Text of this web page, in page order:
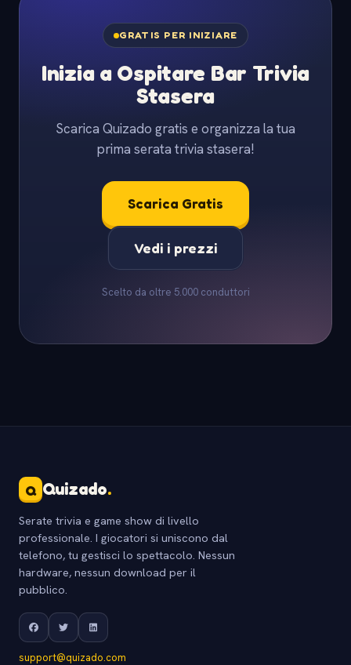
GRATIS PER INIZIARE
Inizia a Ospitare Bar Trivia
Stasera
Scarica Quizado gratis e organizza la tua
prima serata trivia stasera!
Scarica Gratis
Vedi i prezzi
Scelto da oltre 5.000 conduttori
Q Quizado.
Serate trivia e game show di livello
professionale. I giocatori si uniscono dal
telefono, tu gestisci lo spettacolo. Nessun
hardware, nessun download per il
pubblico.
support@quizado.com